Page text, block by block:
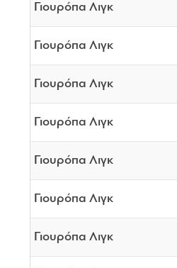
Γιουρόπα Λιγκ
Γιουρόπα Λιγκ
Γιουρόπα Λιγκ
Γιουρόπα Λιγκ
Γιουρόπα Λιγκ
Γιουρόπα Λιγκ
Γιουρόπα Λιγκ